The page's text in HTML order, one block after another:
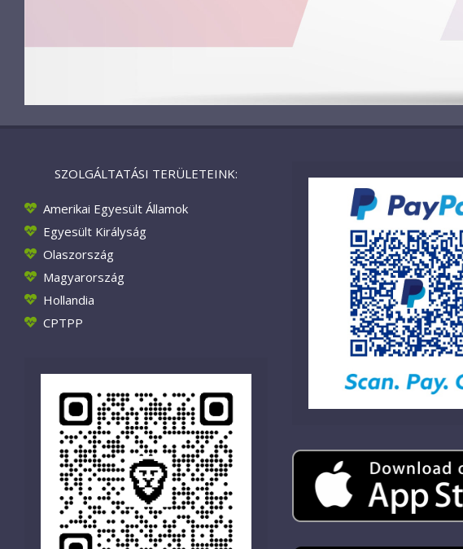
SZOLGÁLTATÁSI TERÜLETEINK:
Amerikai Egyesült Államok
Egyesült Királyság
Olaszország
Magyarország
Hollandia
CPTPP